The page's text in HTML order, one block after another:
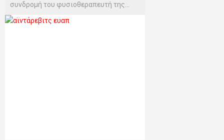
συνδρομή του φυσιοθεραπευτή της...